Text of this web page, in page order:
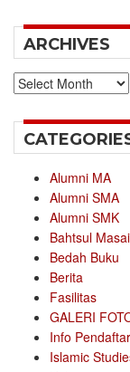
ARCHIVES
Archives
Alumni MA
Alumni SMA
Alumni SMK
Bahtsul
Bedah Buku
Berita
Fasilitas
GALERI
Info
Islamic